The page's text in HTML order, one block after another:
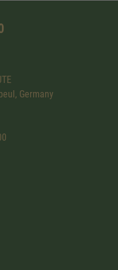
Germany